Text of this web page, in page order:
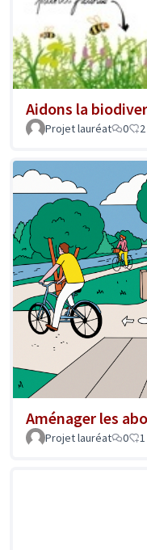
Aidons la
Projet lauréat 0 2
Aménager les
Projet lauréat 0 1